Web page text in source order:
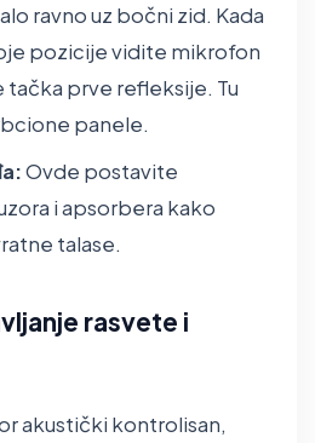
ravno uz bočni zid. Kada
pozicije vidite mikrofon
tačka prve refleksije. Tu
panele.
Ovde postavite
i apsorbera kako
talase.
rasvete i
akustički kontrolisan,